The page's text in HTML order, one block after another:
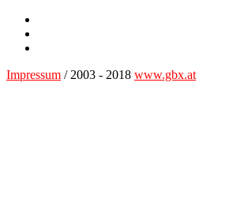
Impressum / 2003 - 2018 www.gbx.at